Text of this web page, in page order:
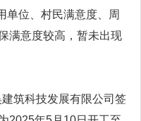
单位、村民满意度、周
满意度较高，暂未出现
筑科技发展有限公司签